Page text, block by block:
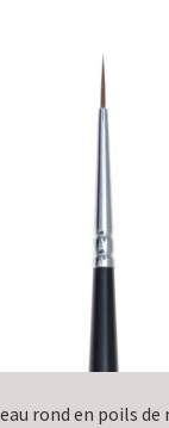
rond en poils